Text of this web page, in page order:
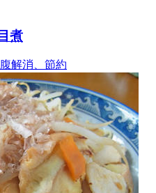
煮
解消、節約